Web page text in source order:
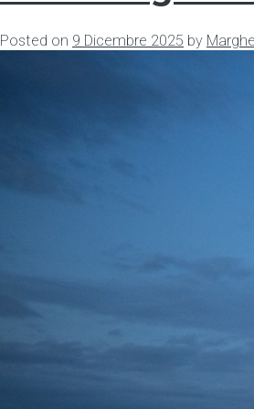
Posted on 9 Dicembre 2025 by